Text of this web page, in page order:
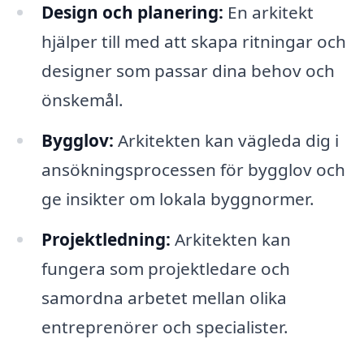
Design och planering: En arkitekt
hjälper till med att skapa ritningar och
designer som passar dina behov och
önskemål.
Bygglov: Arkitekten kan vägleda dig i
ansökningsprocessen för bygglov och
ge insikter om lokala byggnormer.
Projektledning: Arkitekten kan
fungera som projektledare och
samordna arbetet mellan olika
entreprenörer och specialister.